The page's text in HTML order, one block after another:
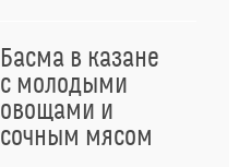
Басма в казане
с молодыми
овощами и
сочным мясом